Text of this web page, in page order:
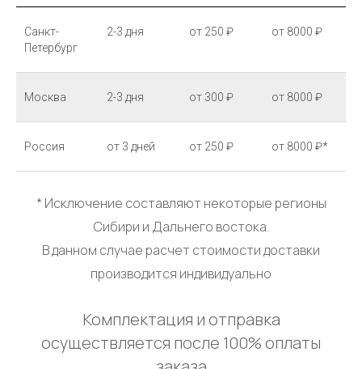
Санкт-
Петербург
2-3 дня от 250 ₽ от 8000 ₽
Москва 2-3 дня от 300 ₽ от 8000 ₽
Россия от 3 дней от 250 ₽ от 8000 ₽*
* Исключение составляют некоторые регионы
Сибири и Дальнего востока.
В данном случае расчет стоимости доставки
производится индивидуально
Комплектация и отправка
осуществляется после 100% оплаты